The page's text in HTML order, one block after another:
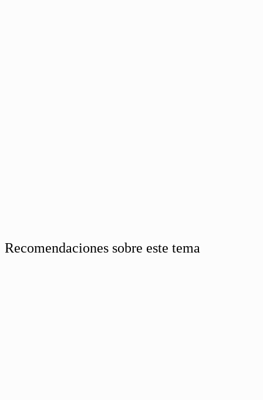
Recomendaciones sobre este tema